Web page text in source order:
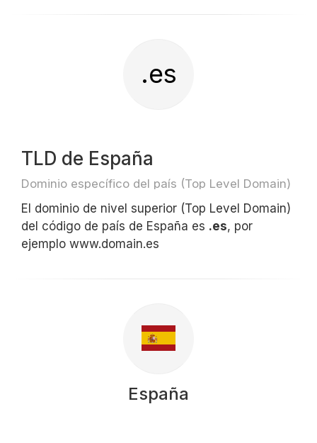
.es
TLD de España
Dominio específico del país (Top Level Domain)
El dominio de nivel superior (Top Level Domain)
del código de país de España es .es, por
ejemplo www.domain.es
España